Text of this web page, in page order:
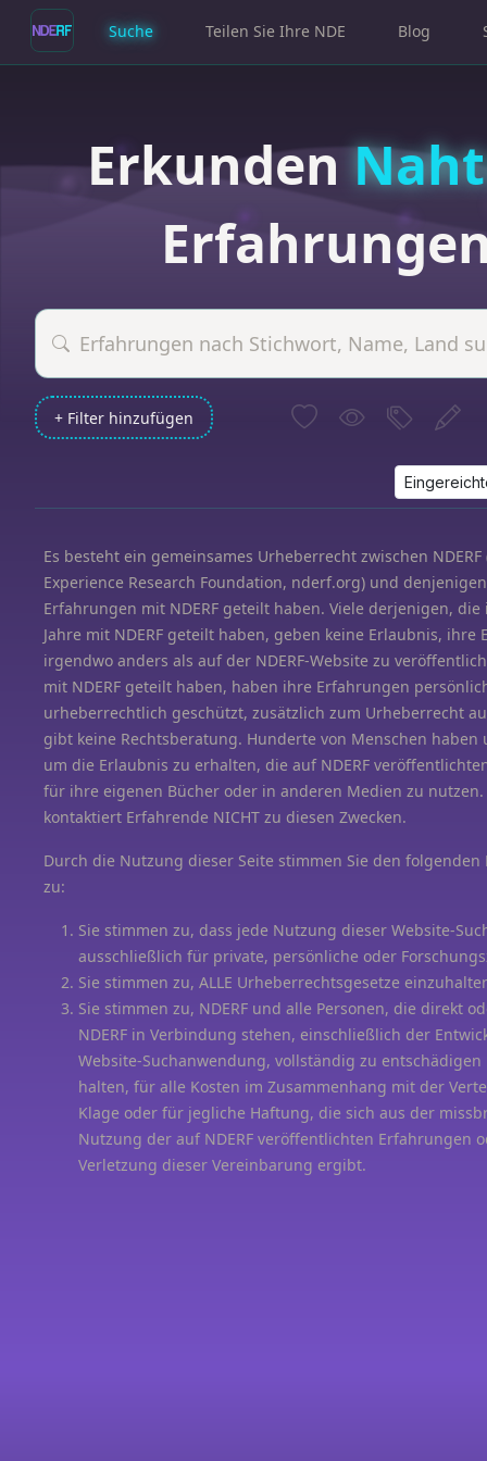
Suche Teilen Sie Ihre NDE Blog
Erkunden
+ Filter hinzufügen
Es besteht ein gemeinsames Urheberrecht zwischen
Experience Research Foundation, nderf.org) und
Erfahrungen mit NDERF geteilt haben. Viele derjenigen, die
Jahre mit NDERF geteilt haben, geben keine Erlaubnis, ihre
irgendwo anders als auf der NDERF-Website zu
mit NDERF geteilt haben, haben ihre Erfahrungen
urheberrechtlich geschützt, zusätzlich zum Urheberrecht auf
gibt keine Rechtsberatung. Hunderte von Menschen haben
um die Erlaubnis zu erhalten, die auf NDERF
für ihre eigenen Bücher oder in anderen Medien zu nutzen.
kontaktiert Erfahrende NICHT zu diesen Zwecken.
Durch die Nutzung dieser Seite stimmen Sie den
zu:
Sie stimmen zu, dass jede Nutzung dieser Website-
ausschließlich für private, persönliche oder
Sie stimmen zu, ALLE Urheberrechtsgesetze
Sie stimmen zu, NDERF und alle Personen, die direkt
NDERF in Verbindung stehen, einschließlich der
Website-Suchanwendung, vollständig zu entschädigen
halten, für alle Kosten im Zusammenhang mit der
Klage oder für jegliche Haftung, die sich aus der
Nutzung der auf NDERF veröffentlichten Erfahrungen
Verletzung dieser Vereinbarung ergibt.